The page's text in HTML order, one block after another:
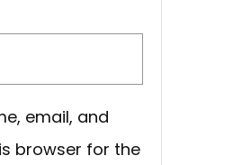
email, and
browser for the